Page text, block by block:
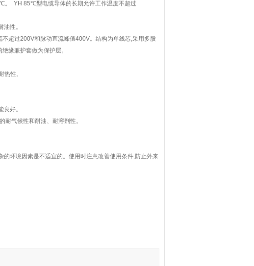
。 YH 85℃型电缆导体的长期允许工作温度不超过
油性。
超过200V和脉动直流峰值400V。结构为单线芯,采用多股
缘兼护套做为保护层。
热性。
良好。
耐气候性和耐油、耐溶剂性。
环境因素是不适宜的。使用时注意改善使用条件,防止外来